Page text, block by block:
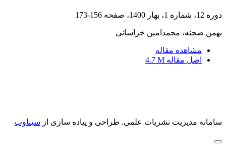
دوره 12، شماره 1، بهار 1400، صفحه 156-173
بهمن صحنه، محمدامین خراسانی
مشاهده مقاله
اصل مقاله 4.7 M
سامانه مدیریت نشریات علمی. طراحی و پیاده سازی از سیناوب